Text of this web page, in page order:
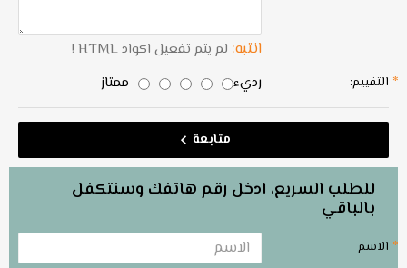
انتبه: لم يتم تفعيل اكواد HTML !
التقييم: رديء ممتاز
متابعة
للطلب السريع، ادخل رقم هاتفك وسنتكفل
بالباقي
الاسم